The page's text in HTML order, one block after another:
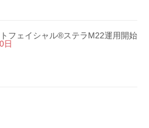
トフェイシャル®ステラM22運用開始
日